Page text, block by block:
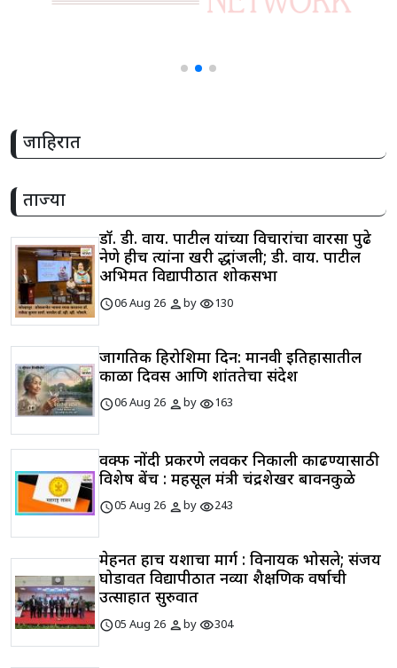
जाहिरात
ताज्या
डॉ. डी. वाय. पाटील यांच्या विचारांचा वारसा पुढे
नेणे हीच त्यांना खरी श्रद्धांजली; डी. वाय. पाटील
अभिमत विद्यापीठात शोकसभा
schedule06 Aug 26 personbyvisibility130
जागतिक हिरोशिमा दिन: मानवी इतिहासातील
काळा दिवस आणि शांततेचा संदेश
schedule06 Aug 26 personbyvisibility163
वक्फ नोंदी प्रकरणे लवकर निकाली काढण्यासाठी
विशेष बेंच : महसूल मंत्री चंद्रशेखर बावनकुळे
schedule05 Aug 26 personbyvisibility243
मेहनत हाच यशाचा मार्ग : विनायक भोसले; संजय
घोडावत विद्यापीठात नव्या शैक्षणिक वर्षाची
उत्साहात सुरुवात
schedule05 Aug 26 personbyvisibility304